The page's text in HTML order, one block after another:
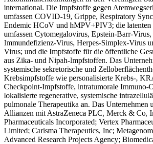
international. Die Impfstoffe gegen
umfassen COVID-19, Grippe, Respiratory
Endemic HCoV und hMPV+PIV3; die latenten
umfassen Cytomegalovirus, Epstein-Barr-Virus,
Immundefizienz-Virus, Herpes-Simplex-Virus
Virus; und die Impfstoffe für die öffentliche
aus Zika- und Nipah-Impfstoffen. Das
systemische sekretorische und
Krebsimpfstoffe wie personalisierte Krebs-,
Checkpoint-Impfstoffe, intratumorale Immuno-
lokalisierte regenerative, systemische
pulmonale Therapeutika an. Das Unternehmen
Allianzen mit AstraZeneca PLC, Merck & Co,
Pharmaceuticals Incorporated; Vertex
Limited; Carisma Therapeutics, Inc;
Advanced Research Projects Agency;